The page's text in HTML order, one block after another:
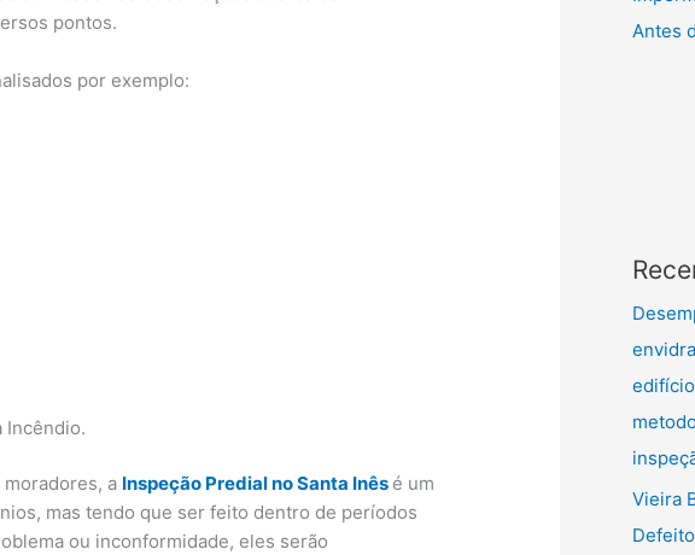
pontos.
por exemplo:
Incêndio.
a Inspeção Predial no Santa Inês é um
mas tendo que ser feito dentro de períodos
ou inconformidade, eles serão
Antes
Vieira